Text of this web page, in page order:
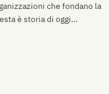
che fondano la
è storia di oggi…